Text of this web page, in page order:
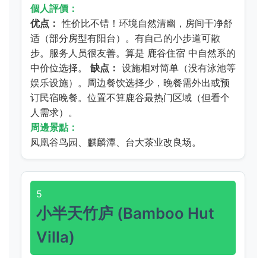
個人評價：
优点： 性价比不错！环境自然清幽，房间干净舒
适（部分房型有阳台）。有自己的小步道可散
步。服务人员很友善。算是 鹿谷住宿 中自然系的
中价位选择。 缺点： 设施相对简单（没有泳池等
娱乐设施）。周边餐饮选择少，晚餐需外出或预
订民宿晚餐。位置不算鹿谷最热门区域（但看个
人需求）。
周邊景點：
凤凰谷鸟园、麒麟潭、台大茶业改良场。
5
小半天竹庐 (Bamboo Hut
Villa)